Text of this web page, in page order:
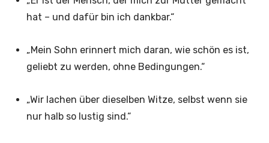
hat – und dafür bin ich dankbar.“
„Mein Sohn erinnert mich daran, wie schön es ist,
geliebt zu werden, ohne Bedingungen.“
„Wir lachen über dieselben Witze, selbst wenn sie
nur halb so lustig sind.“